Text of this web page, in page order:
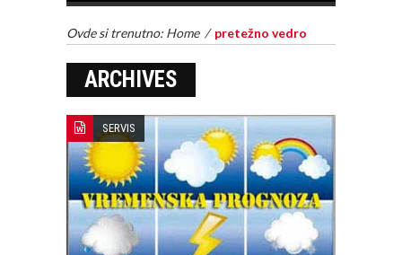
Ovde si trenutno: Home / pretežno vedro
ARCHIVES
SERVIS